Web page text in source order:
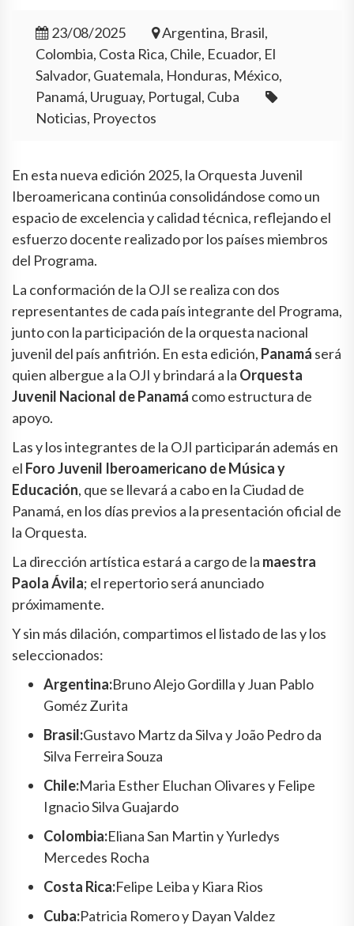
23/08/2025
Argentina, Brasil,
Colombia, Costa Rica, Chile, Ecuador, El
Salvador, Guatemala, Honduras, México,
Panamá, Uruguay, Portugal, Cuba
Noticias, Proyectos
En esta nueva edición 2025, la Orquesta Juvenil
Iberoamericana continúa consolidándose como un
espacio de excelencia y calidad técnica, reflejando el
esfuerzo docente realizado por los países miembros
del Programa.
La conformación de la OJI se realiza con dos
representantes de cada país integrante del Programa,
junto con la participación de la orquesta nacional
juvenil del país anfitrión. En esta edición, Panamá será
quien albergue a la OJI y brindará a la Orquesta
Juvenil Nacional de Panamá como estructura de
apoyo.
Las y los integrantes de la OJI participarán además en
el Foro Juvenil Iberoamericano de Música y
Educación, que se llevará a cabo en la Ciudad de
Panamá, en los días previos a la presentación oficial de
la Orquesta.
La dirección artística estará a cargo de la maestra
Paola Ávila; el repertorio será anunciado
próximamente.
Y sin más dilación, compartimos el listado de las y los
seleccionados:
Argentina:Bruno Alejo Gordilla y Juan Pablo
Goméz Zurita
Brasil:Gustavo Martz da Silva y João Pedro da
Silva Ferreira Souza
Chile:Maria Esther Eluchan Olivares y Felipe
Ignacio Silva Guajardo
Colombia:Eliana San Martin y Yurledys
Mercedes Rocha
Costa Rica:Felipe Leiba y Kiara Rios
Cuba:Patricia Romero y Dayan Valdez